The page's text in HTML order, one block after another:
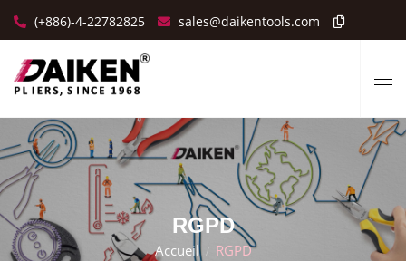
(+886)-4-22782825 sales@daikentools.com
RGPD
Accueil RGPD